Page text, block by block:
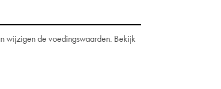
wijzigen de voedingswaarden. Bekijk